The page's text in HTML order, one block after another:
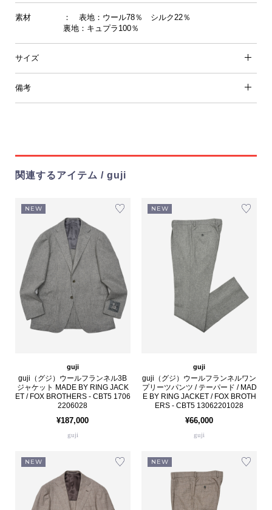
素材
： 表地：ウール78％ シルク22％
裏地：キュプラ100％
サイズ
備考
関連するアイテム / guji
NEW
guji
guji（グジ）ウールフランネル3B
ジャケット MADE BY RING JACK
ET / FOX BROTHERS - CBT5 1706
2206028
¥187,000
guji
NEW
guji
guji（グジ）ウールフランネルワン
プリーツパンツ / テーパード / MAD
E BY RING JACKET / FOX BROTH
ERS - CBT5 13062201028
¥66,000
guji
NEW NEW